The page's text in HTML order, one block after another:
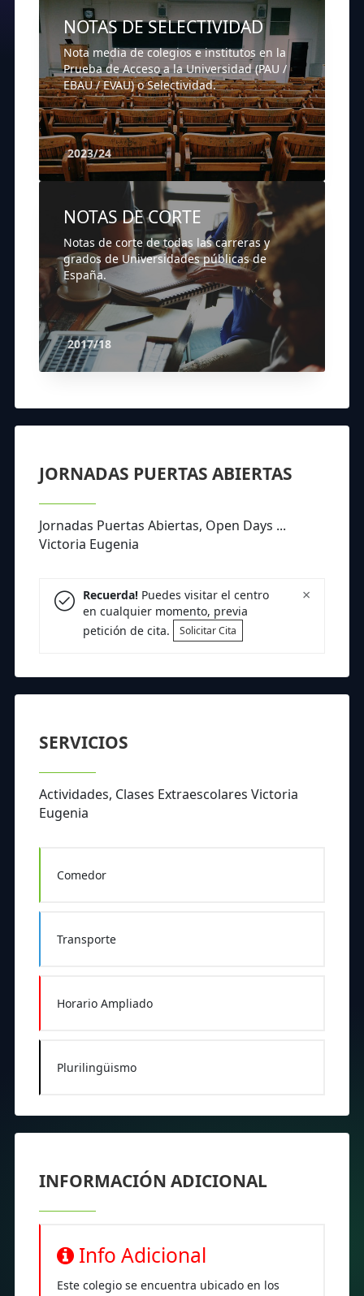
NOTAS DE SELECTIVIDAD
Nota media de colegios e institutos en la
Prueba de Acceso a la Universidad (PAU /
EBAU / EVAU) o Selectividad.
2023/24
NOTAS DE CORTE
Notas de corte de todas las carreras y
grados de Universidades públicas de
España.
2017/18
JORNADAS PUERTAS ABIERTAS
Jornadas Puertas Abiertas, Open Days ...
Victoria Eugenia
×
Recuerda!Puedes visitar el centro
en cualquier momento, previa
petición de cita.
Solicitar Cita
SERVICIOS
Actividades, Clases Extraescolares Victoria
Eugenia
Comedor
Transporte
Horario Ampliado
Plurilingüismo
INFORMACIÓN ADICIONAL
Info Adicional
Este colegio se encuentra ubicado en los